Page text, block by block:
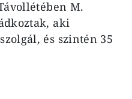
M.
aki
és szintén 35